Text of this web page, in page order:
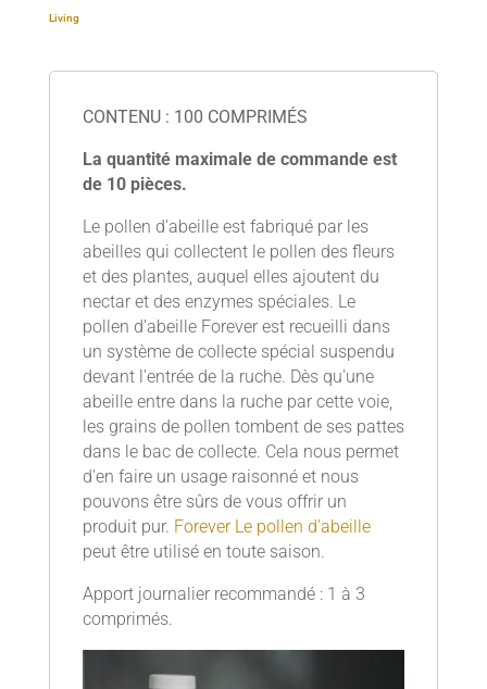
Living
CONTENU : 100 COMPRIMÉS
La quantité maximale de commande est
de 10 pièces.
Le pollen d'abeille est fabriqué par les
abeilles qui collectent le pollen des fleurs
et des plantes, auquel elles ajoutent du
nectar et des enzymes spéciales. Le
pollen d'abeille Forever est recueilli dans
un système de collecte spécial suspendu
devant l'entrée de la ruche. Dès qu'une
abeille entre dans la ruche par cette voie,
les grains de pollen tombent de ses pattes
dans le bac de collecte. Cela nous permet
d'en faire un usage raisonné et nous
pouvons être sûrs de vous offrir un
produit pur. Forever Le pollen d'abeille
peut être utilisé en toute saison.
Apport journalier recommandé : 1 à 3
comprimés.